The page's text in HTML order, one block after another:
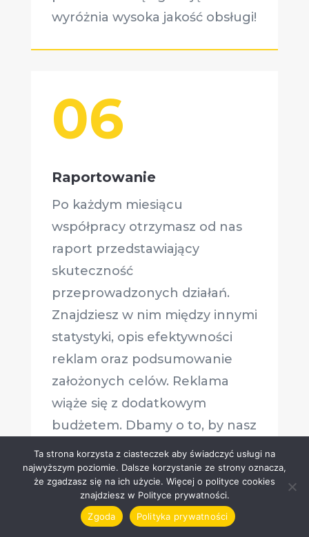
wyróżnia wysoka jakość obsługi!
06
Raportowanie
Po każdym miesiącu
współpracy otrzymasz od nas
raport przedstawiający
skuteczność
przeprowadzonych działań.
Znajdziesz w nim między innymi
statystyki, opis efektywności
reklam oraz podsumowanie
założonych celów. Reklama
wiąże się z dodatkowym
budżetem. Dbamy o to, by nasz
klient miał nad tym kontrole.
Ta strona korzysta z ciasteczek aby świadczyć usługi na
najwyższym poziomie. Dalsze korzystanie ze strony oznacza,
że zgadzasz się na ich użycie. Więcej o polityce cookies
znajdziesz w Polityce prywatności.
Zgoda
Polityka prywatności